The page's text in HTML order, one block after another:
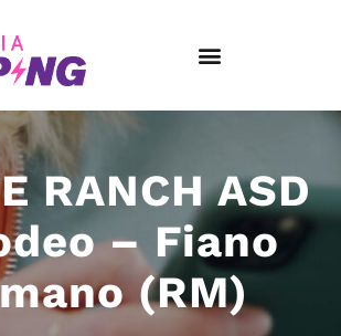
RANCH ASD
– Fiano
(RM)